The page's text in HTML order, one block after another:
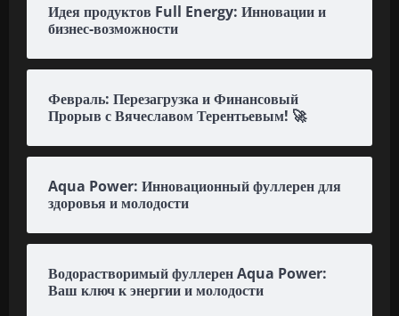
Идея продуктов Full Energy: Инновации и
бизнес-возможности
Февраль: Перезагрузка и Финансовый
Прорыв с Вячеславом Терентьевым! 🚀
Aqua Power: Инновационный фуллерен для
здоровья и молодости
Водорастворимый фуллерен Aqua Power:
Ваш ключ к энергии и молодости